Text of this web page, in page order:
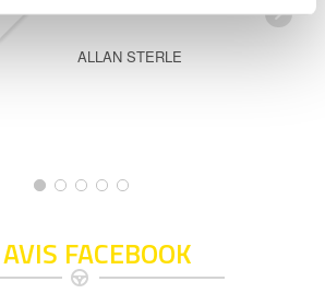
ALLAN STERLE
AVIS FACEBOOK